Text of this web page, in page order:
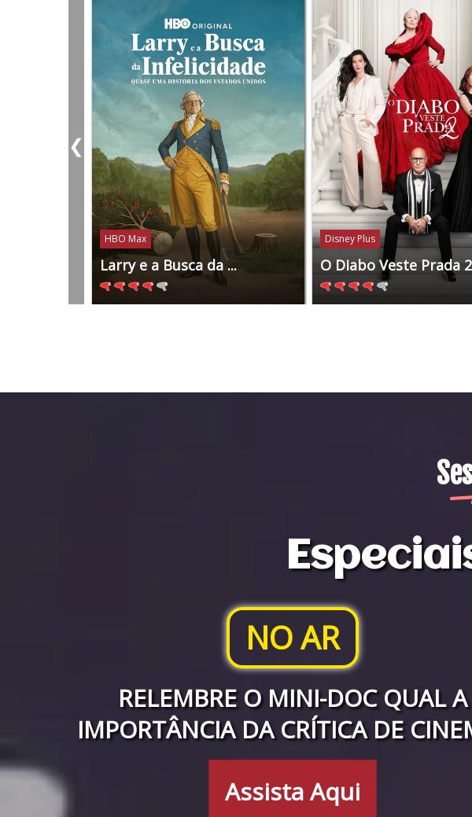
HBO Max
Larry e a Busca da ...
Disney Plus
O Diabo Veste Prada 2
❮
NO AR
RELEMBRE O MINI-DOC QUAL A
IMPORTÂNCIA DA CRÍTICA DE
Assista Aqui